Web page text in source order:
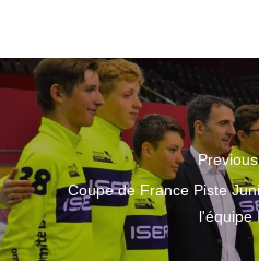
Coupe de France Piste
l'équipe